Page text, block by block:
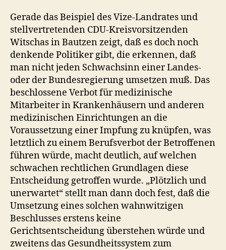
Gerade das Beispiel des Vize-Landrates und
stellvertretenden CDU-Kreisvorsitzenden
Witschas in Bautzen zeigt, daß es doch noch
denkende Politiker gibt, die erkennen, daß
man nicht jeden Schwachsinn einer Landes-
oder der Bundesregierung umsetzen muß. Das
beschlossene Verbot für medizinische
Mitarbeiter in Krankenhäusern und anderen
medizinischen Einrichtungen an die
Voraussetzung einer Impfung zu knüpfen, was
letztlich zu einem Berufsverbot der Betroffenen
führen würde, macht deutlich, auf welchen
schwachen rechtlichen Grundlagen diese
Entscheidung getroffen wurde. „Plötzlich und
unerwartet“ stellt man dann doch fest, daß die
Umsetzung eines solchen wahnwitzigen
Beschlusses erstens keine
Gerichtsentscheidung überstehen würde und
zweitens das Gesundheitssystem zum